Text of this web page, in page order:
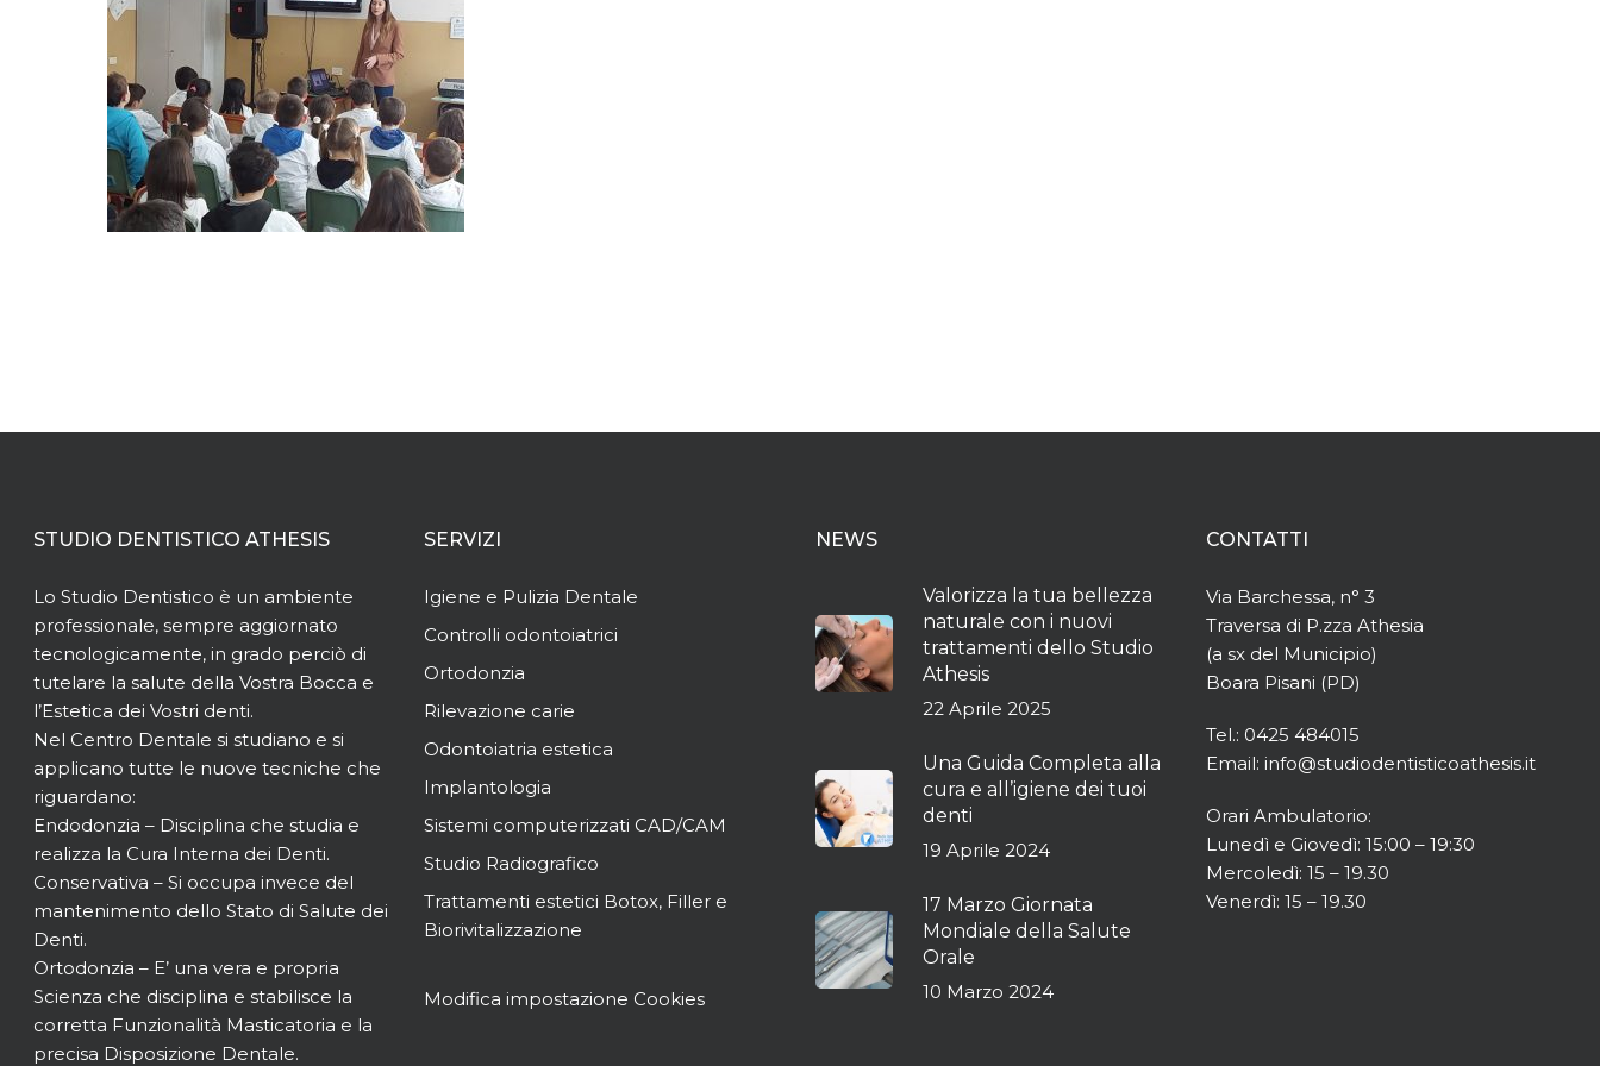
STUDIO DENTISTICO ATHESIS
Lo Studio Dentistico è un ambiente
professionale, sempre aggiornato
tecnologicamente, in grado perciò di
tutelare la salute della Vostra Bocca e
l’Estetica dei Vostri denti.
Nel Centro Dentale si studiano e si
applicano tutte le nuove tecniche che
riguardano:
Endodonzia – Disciplina che studia e
realizza la Cura Interna dei Denti.
Conservativa – Si occupa invece del
mantenimento dello Stato di Salute dei
Denti.
Ortodonzia – E’ una vera e propria
Scienza che disciplina e stabilisce la
corretta Funzionalità Masticatoria e la
precisa Disposizione Dentale.
SERVIZI
Igiene e Pulizia Dentale
Controlli odontoiatrici
Ortodonzia
Rilevazione carie
Odontoiatria estetica
Implantologia
Sistemi computerizzati CAD/CAM
Studio Radiografico
Trattamenti estetici Botox, Filler e
Biorivitalizzazione
Modifica impostazione Cookies
NEWS
Valorizza la tua bellezza
naturale con i nuovi
trattamenti dello Studio
Athesis
22 Aprile 2025
Una Guida Completa alla
cura e all’igiene dei tuoi
denti
19 Aprile 2024
17 Marzo Giornata
Mondiale della Salute
Orale
10 Marzo 2024
CONTATTI
Via Barchessa, n° 3
Traversa di P.zza Athesia
(a sx del Municipio)
Boara Pisani (PD)
Tel.: 0425 484015
Email: info@studiodentisticoathesis.it
Orari Ambulatorio:
Lunedì e Giovedì: 15:00 – 19:30
Mercoledì: 15 – 19.30
Venerdì: 15 – 19.30